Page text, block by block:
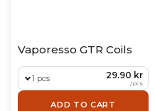
Vaporesso GTR Coils
1 pcs 29.90 kr
/pcs
ADD TO CART